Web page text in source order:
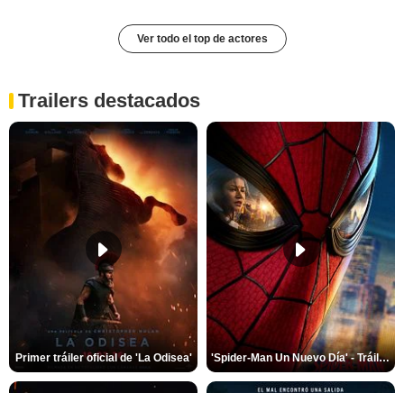
Ver todo el top de actores
Trailers destacados
Primer tráiler oficial de 'La Odisea' 'Spider-Man Un Nuevo Día' - Tráiler oficial subtitulado